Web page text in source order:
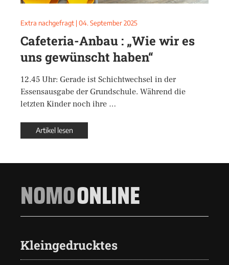
Extra nachgefragt | 04. September 2025
Cafeteria-Anbau : „Wie wir es
uns gewünscht haben“
12.45 Uhr: Gerade ist Schichtwechsel in der
Essensausgabe der Grundschule. Während die
letzten Kinder noch ihre …
Artikel lesen
NOMOONLINE
Kleingedrucktes